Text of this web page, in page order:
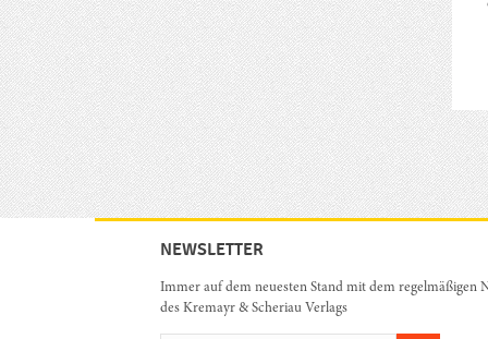
NEWSLETTER
Immer auf dem neuesten Stand mit dem regelmäßigen
des Kremayr & Scheriau Verlags